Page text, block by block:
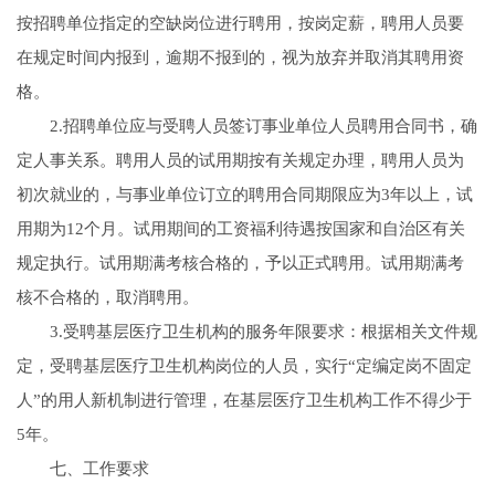
按招聘单位指定的空缺岗位进行聘用，按岗定薪，聘用人员要
在规定时间内报到，逾期不报到的，视为放弃并取消其聘用资
格。
2.招聘单位应与受聘人员签订事业单位人员聘用合同书，确
定人事关系。聘用人员的试用期按有关规定办理，聘用人员为
初次就业的，与事业单位订立的聘用合同期限应为3年以上，试
用期为12个月。试用期间的工资福利待遇按国家和自治区有关
规定执行。试用期满考核合格的，予以正式聘用。试用期满考
核不合格的，取消聘用。
3.受聘基层医疗卫生机构的服务年限要求：根据相关文件规
定，受聘基层医疗卫生机构岗位的人员，实行“定编定岗不固定
人”的用人新机制进行管理，在基层医疗卫生机构工作不得少于
5年。
七、工作要求